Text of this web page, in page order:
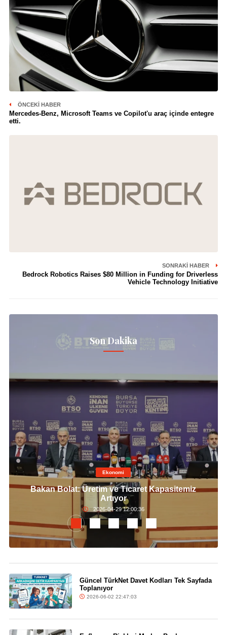
ÖNCEKI HABER
Mercedes-Benz, Microsoft Teams ve Copilot'u araç içinde entegre
etti.
SONRAKI HABER
Bedrock Robotics Raises $80 Million in Funding for Driverless
Vehicle Technology Initiative
Son Dakika
Ekonomi
Bakan Bolat: Üretim ve Ticaret Kapasitemiz
Artıyor
2026-04-29 12:00:36
Güncel TürkNet Davet Kodları Tek Sayfada
Toplanıyor
2026-06-02 22:47:03